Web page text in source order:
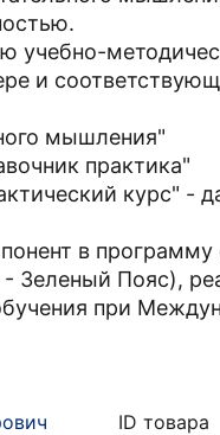
учебно-
и
мышления"
практика"
курс" -
в программу
Зеленый Пояс),
при
ID товара